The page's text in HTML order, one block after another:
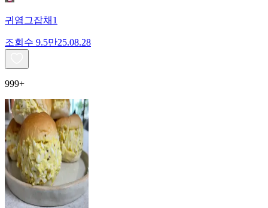
귀염그잡채1
조회수 9.5만25.08.28
999+